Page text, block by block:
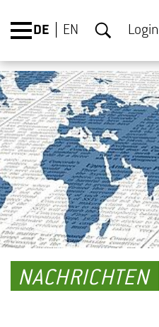
DE EN Login
NACHRICHTEN